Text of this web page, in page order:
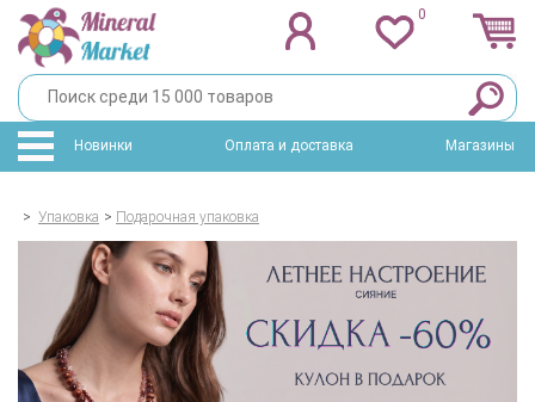
0
Новинки Оплата и доставка Магазины
> Упаковка > Подарочная упаковка